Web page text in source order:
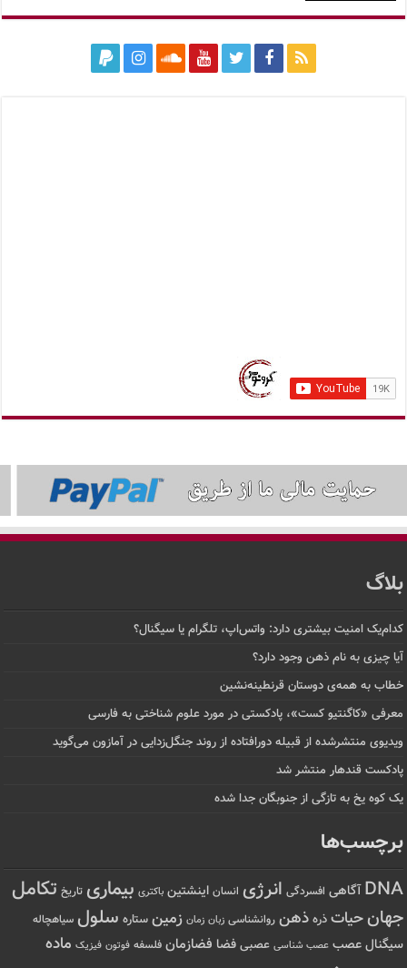
بلاگ
کدام‌یک امنیت بیشتری دارد: واتس‌اپ، تلگرام یا سیگنال؟
آیا چیزی به نام ذهن وجود دارد؟
خطاب به همه‌ی دوستان قرنطینه‌نشین
معرفی «کاگنتیو کست»، پادکستی در مورد علوم شناختی به فارسی
ویدیوی منتشرشده از قبیله دورافتاده‌ از روند جنگل‌زدایی در آمازون می‌گوید
پادکست قندهار منتشر شد
یک کوه یخ به تازگی از جنوبگان جدا شده
برچسب‌ها
DNA آگاهی افسردگی انرژی انسان اینشتین باکتری بیماری تاریخ تکامل
جهانحیات ذره ذهن روانشناسی زبان زمان زمین ستاره سلول سیاهچاله
سیگنال عصب عصب شناسی عصبی فضا فضازمان فلسفه فوتون فیزیک ماده